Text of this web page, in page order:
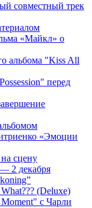
совместный трек
«Майкл» о
альбома "Kiss All
перед
«Эмоции
сцену
2 декабря
(Deluxe)
с Чарли